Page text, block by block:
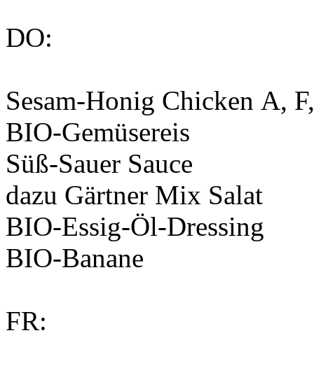
DO:
Sesam-Honig Chicken A,
BIO-Gemüsereis
Süß-Sauer Sauce
dazu Gärtner Mix Salat
BIO-Essig-Öl-Dressing
BIO-Banane
FR: